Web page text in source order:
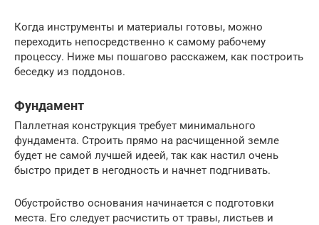
Когда инструменты и материалы готовы, можно
переходить непосредственно к самому рабочему
процессу. Ниже мы пошагово расскажем, как построить
беседку из поддонов.
Фундамент
Паллетная конструкция требует минимального
фундамента. Строить прямо на расчищенной земле
будет не самой лучшей идеей, так как настил очень
быстро придет в негодность и начнет подгнивать.
Обустройство основания начинается с подготовки
места. Его следует расчистить от травы, листьев и